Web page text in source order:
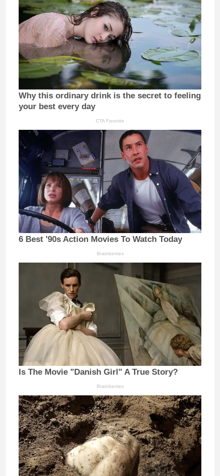
Why this ordinary drink is the secret to feeling
your best every day
CTA Favorite
6 Best '90s Action Movies To Watch Today
Brainberries
Is The Movie "Danish Girl" A True Story?
Brainberries